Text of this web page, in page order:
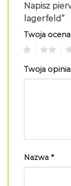
Napisz
lagerfeld”
Twoja ocena
Twoja opinia
Nazwa *